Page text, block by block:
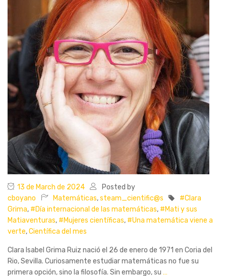
13 de March de 2024
Posted by
cboyano
Matemáticas,steam_cientific@s
#Clara
Grima, #Día internacional de las matemáticas, #Mati y sus
Matiaventuras, #Mujeres científicas, #Una matemática viene a
verte,Científica del mes
Clara Isabel Grima Ruiz nació el 26 de enero de 1971 en Coria del
Rio, Sevilla. Curiosamente estudiar matemáticas no fue su
primera opción, sino la filosofía. Sin embargo, su …